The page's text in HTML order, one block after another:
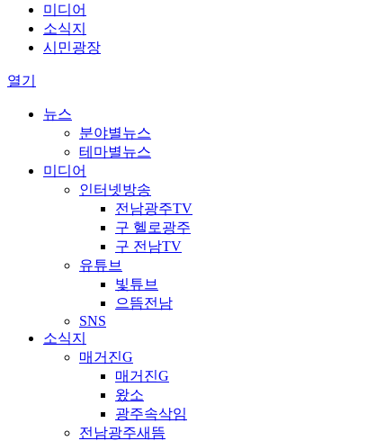
미디어
소식지
시민광장
열기
뉴스
분야별뉴스
테마별뉴스
미디어
인터넷방송
전남광주TV
구 헬로광주
구 전남TV
유튜브
빛튜브
으뜸전남
SNS
소식지
매거진G
매거진G
왔소
광주속삭임
전남광주새뜸